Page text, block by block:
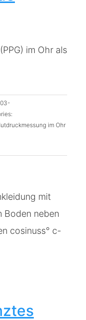
im Ohr als
im Ohr